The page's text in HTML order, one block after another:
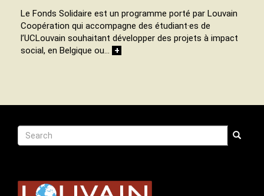
Le Fonds Solidaire est un programme porté par Louvain
Coopération qui accompagne des étudiant·es de
l’UCLouvain souhaitant développer des projets à impact
social, en Belgique ou… +
Recherche
Search Search